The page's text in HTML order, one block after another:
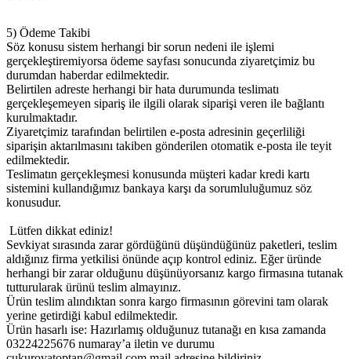
5) Ödeme Takibi
Söz konusu sistem herhangi bir sorun nedeni ile işlemi
gerçekleştiremiyorsa ödeme sayfası sonucunda ziyaretçimiz bu
durumdan haberdar edilmektedir.
Belirtilen adreste herhangi bir hata durumunda teslimatı
gerçekleşemeyen sipariş ile ilgili olarak siparişi veren ile bağlantı
kurulmaktadır.
Ziyaretçimiz tarafından belirtilen e-posta adresinin geçerliliği
siparişin aktarılmasını takiben gönderilen otomatik e-posta ile teyit
edilmektedir.
Teslimatın gerçekleşmesi konusunda müşteri kadar kredi kartı
sistemini kullandığımız bankaya karşı da sorumluluğumuz söz
konusudur.
Lütfen dikkat ediniz!
Sevkiyat sırasında zarar gördüğünü düşündüğünüz paketleri, teslim
aldığınız firma yetkilisi önünde açıp kontrol ediniz. Eğer üründe
herhangi bir zarar olduğunu düşünüyorsanız kargo firmasına tutanak
tutturularak ürünü teslim almayınız.
Ürün teslim alındıktan sonra kargo firmasının görevini tam olarak
yerine getirdiği kabul edilmektedir.
Ürün hasarlı ise: Hazırlamış olduğunuz tutanağı en kısa zamanda
03224225676 numaray’a iletin ve durumu